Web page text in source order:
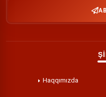
Haqqımızda